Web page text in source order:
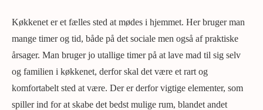
Køkkenet er et fælles sted at mødes i hjemmet. Her bruger man
mange timer og tid, både på det sociale men også af praktiske
årsager. Man bruger jo utallige timer på at lave mad til sig selv
og familien i køkkenet, derfor skal det være et rart og
komfortabelt sted at være. Der er derfor vigtige elementer, som
spiller ind for at skabe det bedst mulige rum, blandet andet